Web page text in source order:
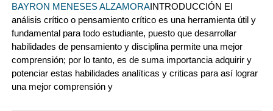
BAYRON MENESES ALZAMORAINTRODUCCIÓN El
análisis crítico o pensamiento crítico es una herramienta útil y
fundamental para todo estudiante, puesto que desarrollar
habilidades de pensamiento y disciplina permite una mejor
comprensión; por lo tanto, es de suma importancia adquirir y
potenciar estas habilidades analíticas y criticas para así lograr
una mejor comprensión y